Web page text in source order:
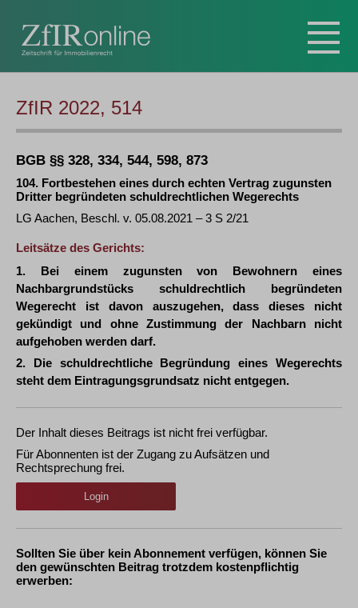
ZfIR 2022, 514
BGB §§ 328, 334, 544, 598, 873
104. Fortbestehen eines durch echten Vertrag zugunsten
Dritter begründeten schuldrechtlichen Wegerechts
LG Aachen, Beschl. v. 05.08.2021 – 3 S 2/21
Leitsätze des Gerichts:
1. Bei einem zugunsten von Bewohnern eines
Nachbargrundstücks schuldrechtlich begründeten
Wegerecht ist davon auszugehen, dass dieses nicht
gekündigt und ohne Zustimmung der Nachbarn nicht
aufgehoben werden darf.
2. Die schuldrechtliche Begründung eines Wegerechts
steht dem Eintragungsgrundsatz nicht entgegen.
Der Inhalt dieses Beitrags ist nicht frei verfügbar.
Für Abonnenten ist der Zugang zu Aufsätzen und
Rechtsprechung frei.
Login
Sollten Sie über kein Abonnement verfügen, können Sie
den gewünschten Beitrag trotzdem kostenpflichtig
erwerben: